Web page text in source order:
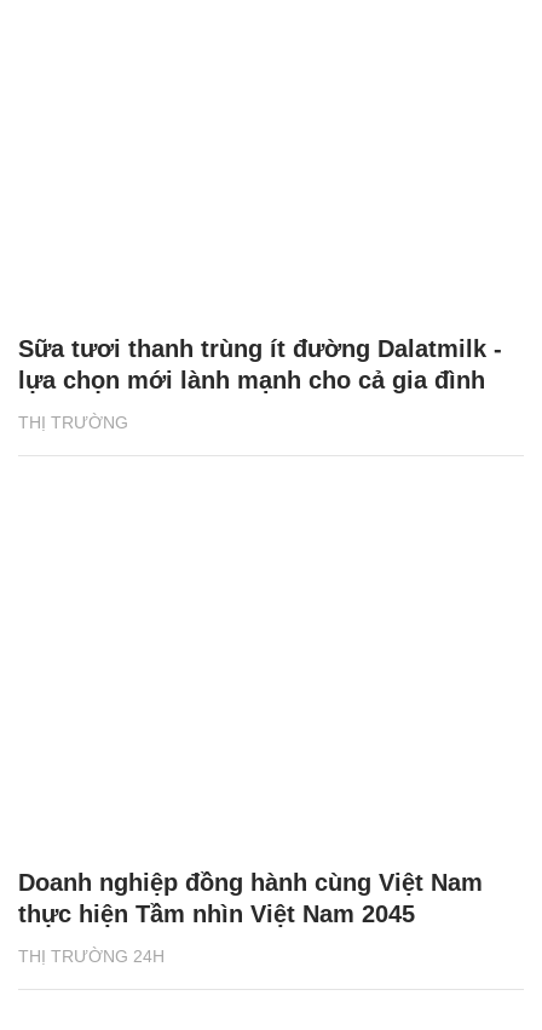
THỊ TRƯỜNG
Sữa tươi thanh trùng ít đường Dalatmilk -
lựa chọn mới lành mạnh cho cả gia đình
THỊ TRƯỜNG 24H
Doanh nghiệp đồng hành cùng Việt Nam
thực hiện Tầm nhìn Việt Nam 2045